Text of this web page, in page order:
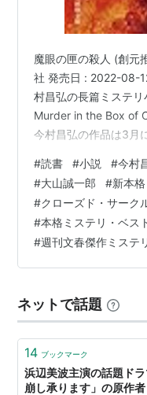
魔眼の匣の殺人 (創元
社 発売日 : 2022-08-
村昌弘の長篇ミステリ
Murder in the Box of
今村昌弘の作品は3月
死体は語る』以来で
施設に閉じ込められた
の予言”は成就するの
の殺人』シリーズ第2
#読書 #小説 #今村
#大山誠一郎 #新本
#クローズド・サーク
#本格ミステリ・ベス
#週刊文春傑作ミステ
ネットで話題
14 ブックマーク
浜辺美波主演の話題ド
崩し承ります」の原作